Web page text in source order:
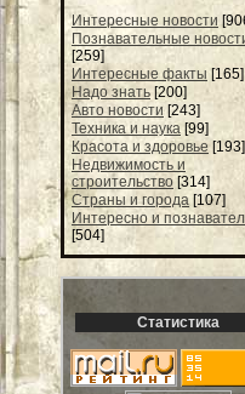
Интересные новости
Познавательные
[259]
Интересные факты [165]
Надо знать [200]
Авто новости [243]
Техника и наука [99]
Красота и здоровье [193]
Недвижимость и
строительство [314]
Страны и города [107]
Интересно и
[504]
Статистика